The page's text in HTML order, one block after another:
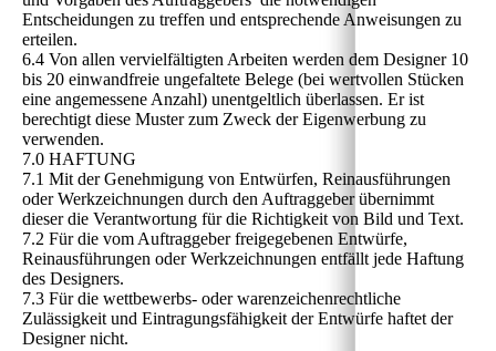
Entscheidungen zu treffen und entsprechende Anweisungen zu
erteilen.
6.4 Von allen vervielfältigten Arbeiten werden dem Designer 10
bis 20 einwandfreie ungefaltete Belege (bei wertvollen Stücken
eine angemessene Anzahl) unentgeltlich überlassen. Er ist
berechtigt diese Muster zum Zweck der Eigenwerbung zu
verwenden.
7.0 HAFTUNG
7.1 Mit der Genehmigung von Entwürfen, Reinausführungen
oder Werkzeichnungen durch den Auftraggeber übernimmt
dieser die Verantwortung für die Richtigkeit von Bild und Text.
7.2 Für die vom Auftraggeber freigegebenen Entwürfe,
Reinausführungen oder Werkzeichnungen entfällt jede Haftung
des Designers.
7.3 Für die wettbewerbs- oder warenzeichenrechtliche
Zulässigkeit und Eintragungsfähigkeit der Entwürfe haftet der
Designer nicht.